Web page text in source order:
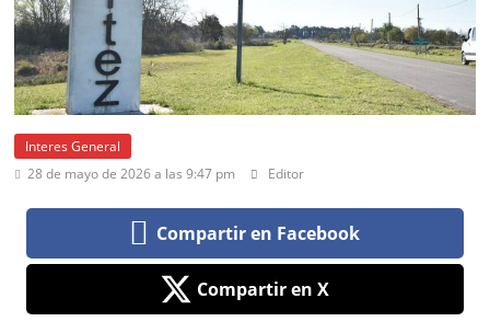
Interes General
28 de mayo de 2026 a las 9:47 pm
Editor
Compartir en Facebook
Compartir en X